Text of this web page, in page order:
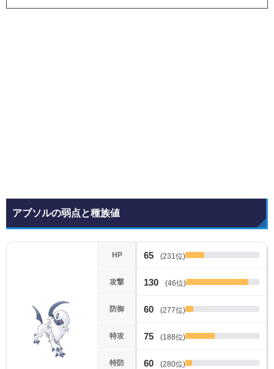
アブソルの弱点と種族値
HP 65 (231位)
攻撃 130 (46位)
防御 60 (277位)
特攻 75 (188位)
特防 60 (280位)